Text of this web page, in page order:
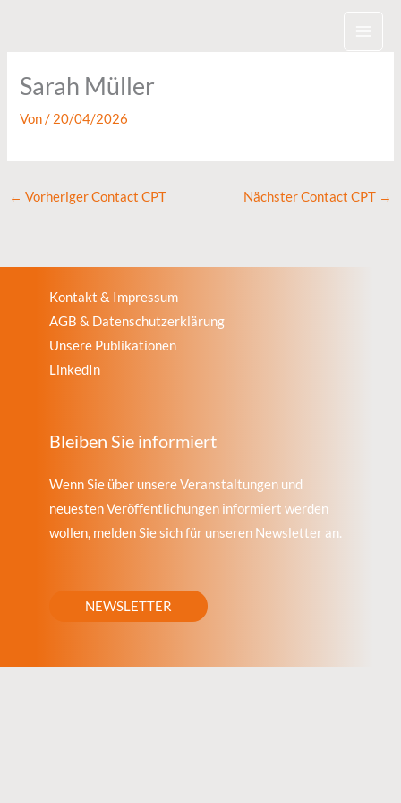
Sarah Müller
Von/ 20/04/2026
← Vorheriger Contact CPT Nächster Contact CPT →
Kontakt & Impressum
AGB & Datenschutzerklärung
Unsere Publikationen
LinkedIn
Bleiben Sie informiert
Wenn Sie über unsere Veranstaltungen und
neuesten Veröffentlichungen informiert werden
wollen, melden Sie sich für unseren Newsletter an.
NEWSLETTER